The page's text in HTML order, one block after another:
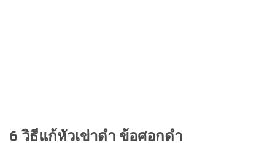
6 วิธีแก้หัวเข่าดํา ข้อศอกดํา